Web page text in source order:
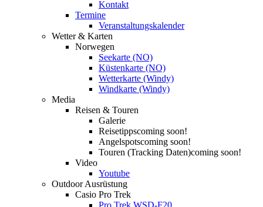
Kontakt
Termine
Veranstaltungskalender
Wetter & Karten
Norwegen
Seekarte (NO)
Küstenkarte (NO)
Wetterkarte (Windy)
Windkarte (Windy)
Media
Reisen & Touren
Galerie
Reisetippscoming soon!
Angelspotscoming soon!
Touren (Tracking Daten)coming soon!
Video
Youtube
Outdoor Ausrüstung
Casio Pro Trek
Pro Trek WSD-F20